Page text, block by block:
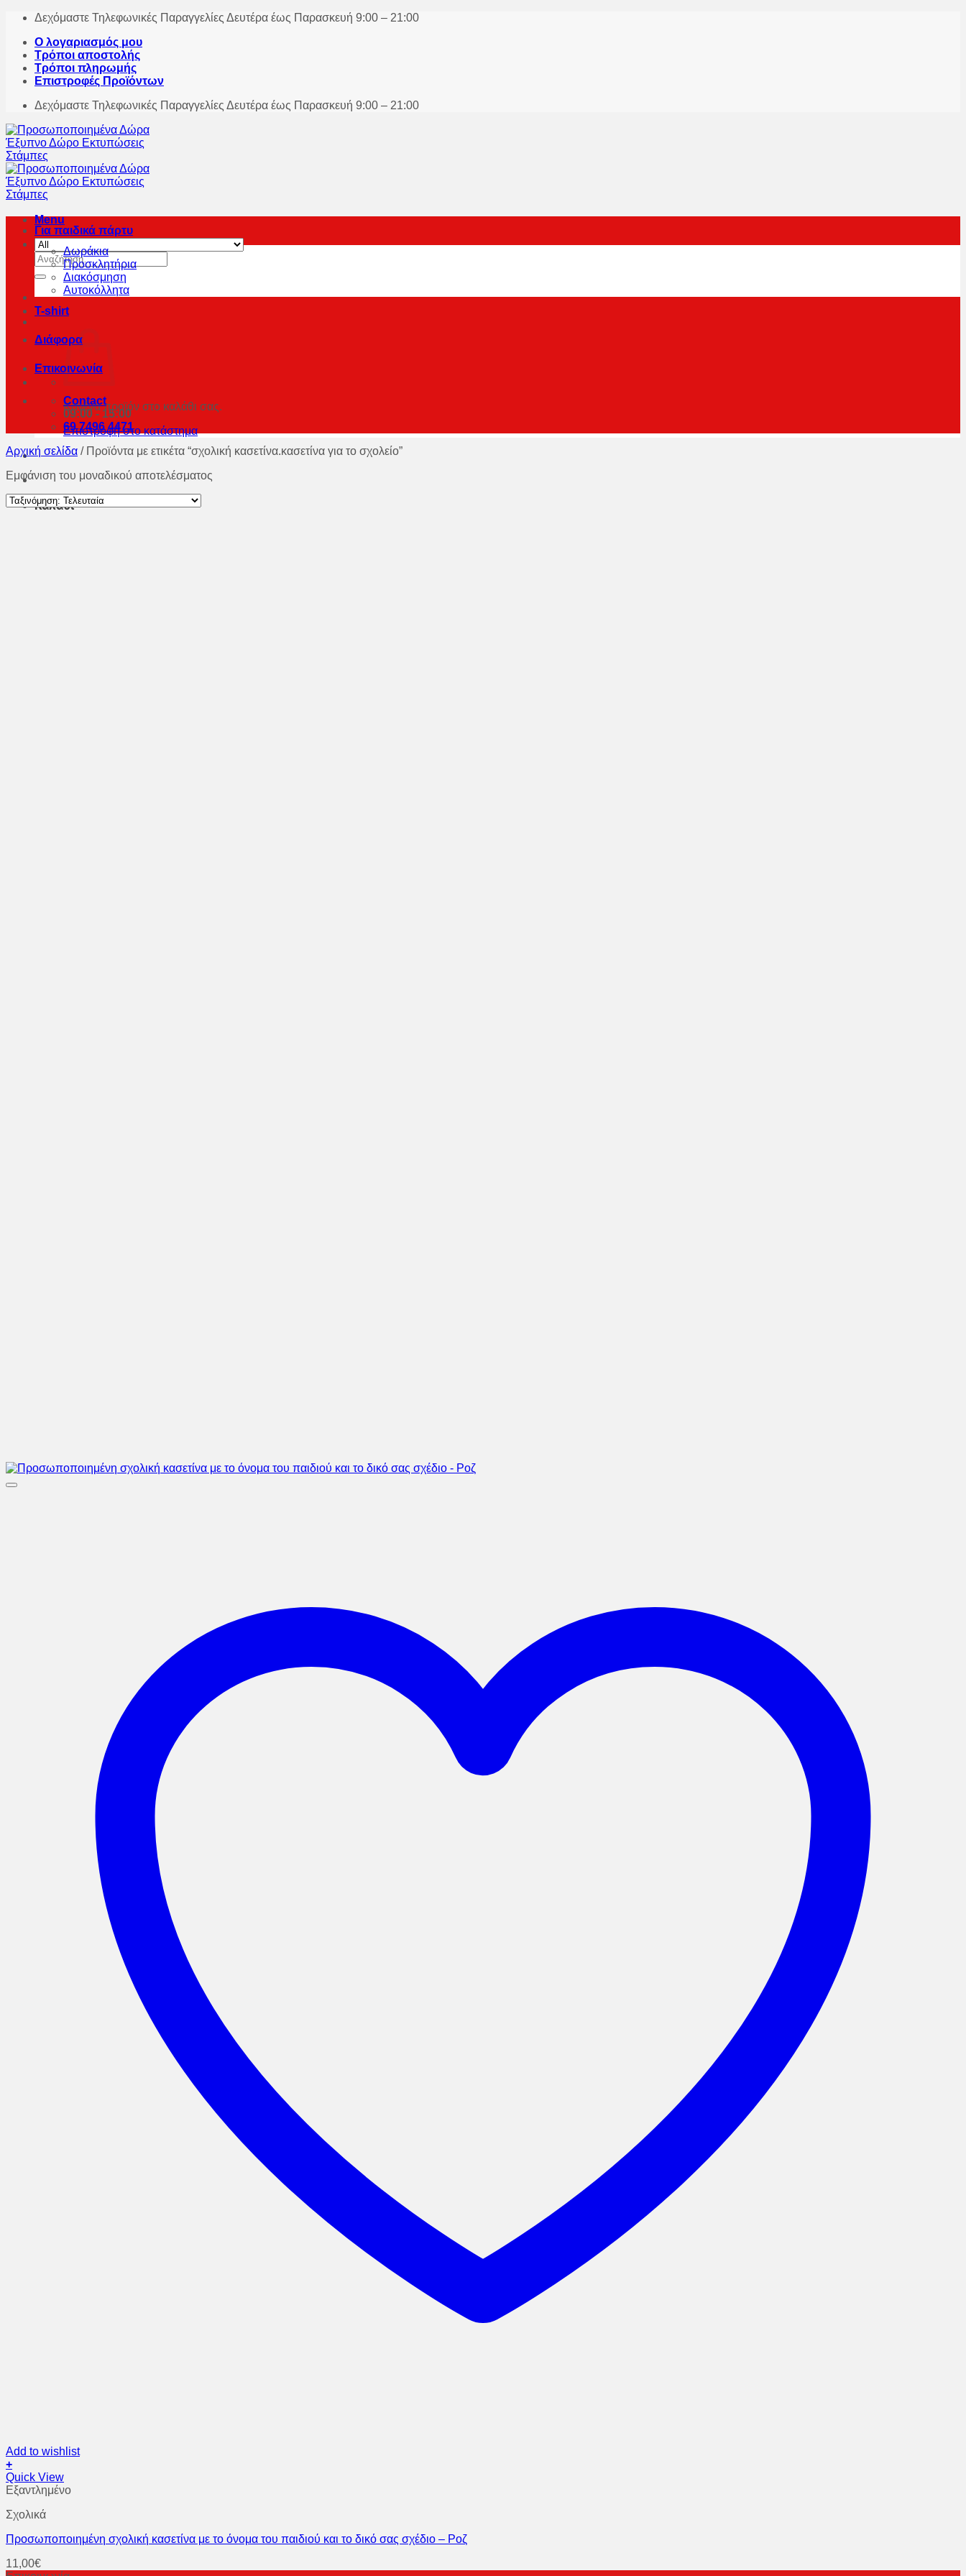
Skip
content
Δεχόμαστε Τηλεφωνικές Παραγγελίες Δευτέρα έως Παρασκευή 9:00 – 21:00
Ο λογαριασμός μου
Τρόποι αποστολής
Τρόποι πληρωμής
Επιστροφές Προϊόντων
Δεχόμαστε Τηλεφωνικές Παραγγελίες Δευτέρα έως Παρασκευή 9:00 – 21:00
Menu
Αναζήτηση
για:
Κανένα προϊόν στο καλάθι σας.
Επιστροφή στο κατάστημα
Καλάθι
Για παιδικά πάρτυ
Δωράκια
Προσκλητήρια
Διακόσμηση
Αυτοκόλλητα
T-shirt
Διάφορα
Επικοινωνία
Contact
09:00 - 15:00
69 7496 4471
Αρχική σελίδα /Προϊόντα με ετικέτα “σχολική κασετίνα.κασετίνα για το σχολείο”
Εμφάνιση του μοναδικού αποτελέσματος
Add to wishlist
+
Quick View
Εξαντλημένο
Σχολικά
Προσωποποιημένη σχολική κασετίνα με το όνομα του παιδιού και το δικό σας σχέδιο – Ροζ
11,00€